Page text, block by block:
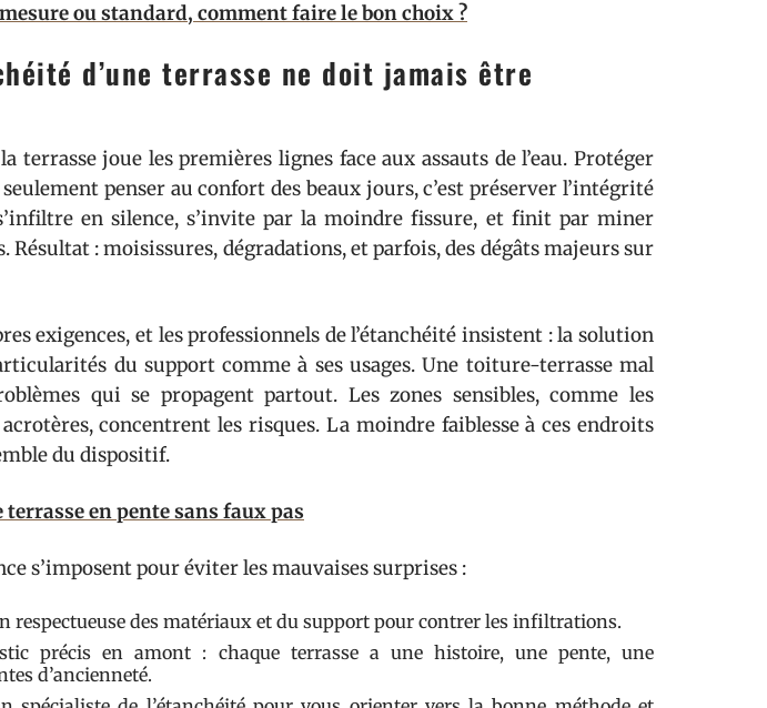
ou standard, comment faire le bon choix ?
d’une terrasse ne doit jamais être
terrasse joue les premières lignes face aux assauts de l’eau. Protéger
seulement penser au confort des beaux jours, c’est préserver l’intégrité
s’infiltre en silence, s’invite par la moindre fissure, et finit par miner
: moisissures, dégradations, et parfois, des dégâts majeurs sur
exigences, et les professionnels de l’étanchéité insistent : la solution
du support comme à ses usages. Une toiture-terrasse mal
qui se propagent partout. Les zones sensibles, comme les
concentrent les risques. La moindre faiblesse à ces endroits
du dispositif.
terrasse en pente sans faux pas
s’imposent pour éviter les mauvaises surprises :
respectueuse des matériaux et du support pour contrer les infiltrations.
précis en amont : chaque terrasse a une histoire, une pente, une
d’ancienneté.